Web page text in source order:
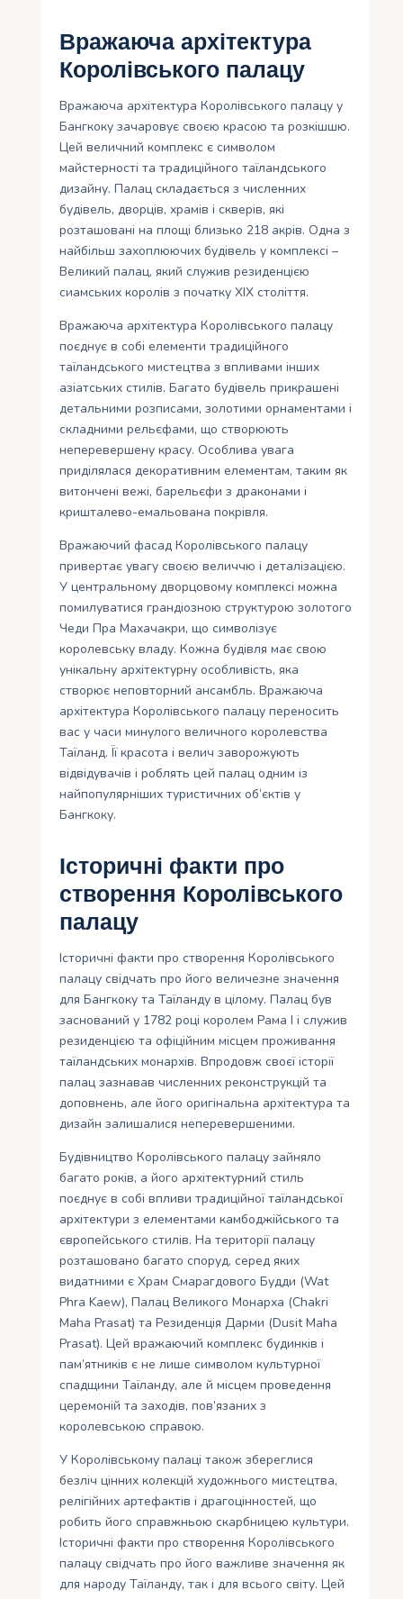
Вражаюча архітектура
Королівського палацу
Вражаюча архітектура Королівського палацу у
Бангкоку зачаровує своєю красою та розкішшю.
Цей величний комплекс є символом
майстерності та традиційного таїландського
дизайну. Палац складається з численних
будівель, дворців, храмів і скверів, які
розташовані на площі близько 218 акрів. Одна з
найбільш захоплюючих будівель у комплексі –
Великий палац, який служив резиденцією
сиамських королів з початку XIX століття.
Вражаюча архітектура Королівського палацу
поєднує в собі елементи традиційного
таїландського мистецтва з впливами інших
азіатських стилів. Багато будівель прикрашені
детальними розписами, золотими орнаментами і
складними рельєфами, що створюють
неперевершену красу. Особлива увага
приділялася декоративним елементам, таким як
витончені вежі, барельєфи з драконами і
кришталево-емальована покрівля.
Вражаючий фасад Королівського палацу
привертає увагу своєю величчю і деталізацією.
У центральному дворцовому комплексі можна
помилуватися грандіозною структурою золотого
Чеди Пра Махачакри, що символізує
королевську владу. Кожна будівля має свою
унікальну архітектурну особливість, яка
створює неповторний ансамбль. Вражаюча
архітектура Королівського палацу переносить
вас у часи минулого величного королевства
Таїланд. Її красота і велич заворожують
відвідувачів і роблять цей палац одним із
найпопулярніших туристичних об’єктів у
Бангкоку.
Історичні факти про
створення Королівського
палацу
Історичні факти про створення Королівського
палацу свідчать про його величезне значення
для Бангкоку та Таїланду в цілому. Палац був
заснований у 1782 році королем Рама I і служив
резиденцією та офіційним місцем проживання
таїландських монархів. Впродовж своєї історії
палац зазнавав численних реконструкцій та
доповнень, але його оригінальна архітектура та
дизайн залишалися неперевершеними.
Будівництво Королівського палацу зайняло
багато років, а його архітектурний стиль
поєднує в собі впливи традиційної таїландської
архітектури з елементами камбоджійського та
європейського стилів. На території палацу
розташовано багато споруд, серед яких
видатними є Храм Смарагдового Будди (Wat
Phra Kaew), Палац Великого Монарха (Chakri
Maha Prasat) та Резиденція Дарми (Dusit Maha
Prasat). Цей вражаючий комплекс будинків і
пам’ятників є не лише символом культурної
спадщини Таїланду, але й місцем проведення
церемоній та заходів, пов’язаних з
королевською справою.
У Королівському палаці також збереглися
безліч цінних колекцій художнього мистецтва,
релігійних артефактів і драгоцінностей, що
робить його справжньою скарбницею культури.
Історичні факти про створення Королівського
палацу свідчать про його важливе значення як
для народу Таїланду, так і для всього світу. Цей